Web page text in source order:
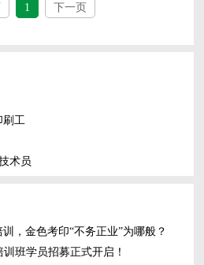
1 下一页
工
术员
，金色考印“不务正业”为哪般？
班学员招募正式开启！